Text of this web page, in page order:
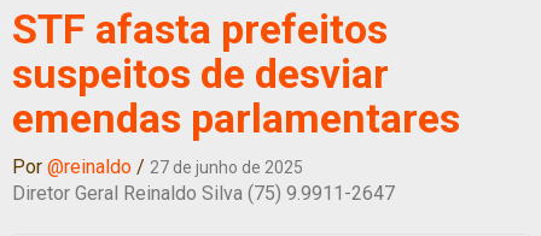
STF afasta prefeitos
suspeitos de desviar
emendas parlamentares
Por @reinaldo / 27 de junho de 2025
Diretor Geral Reinaldo Silva (75) 9.9911-2647